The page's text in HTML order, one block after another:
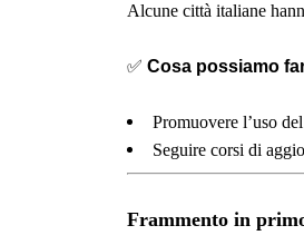
Alcune città italiane
✅ Cosa possiamo
Promuovere l’uso
Seguire corsi di
Frammento in